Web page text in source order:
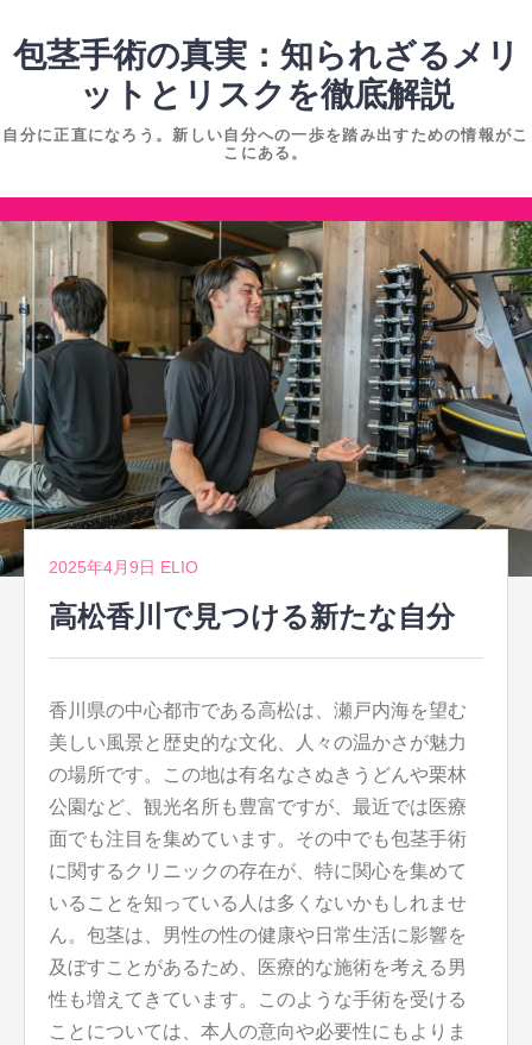
ン
ツ
キ
ッ
プ
包茎手術の真実：知られざるメリ
ットとリスクを徹底解説
自分に正直になろう。新しい自分への一歩を踏み出すための情報がこ
こにある。
コ
ン
ツ
へ
ス
キ
ッ
プ
2025年4月9日 ELIO
高松香川で見つける新たな自分
香川県の中心都市である高松は、瀬戸内海を望む
美しい風景と歴史的な文化、人々の温かさが魅力
の場所です。
この地は有名なさぬきうどんや栗林
公園など、観光名所も豊富ですが、最近では医療
面でも注目を集めています。その中でも包茎手術
に関するクリニックの存在が、特に関心を集めて
いることを知っている人は多くないかもしれませ
ん。包茎は、男性の性の健康や日常生活に影響を
及ぼすことがあるため、医療的な施術を考える男
性も増えてきています。このような手術を受ける
ことについては、本人の意向や必要性にもよりま